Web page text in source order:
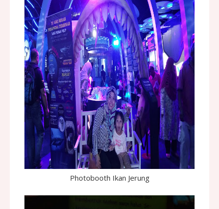
Photobooth Ikan Jerung